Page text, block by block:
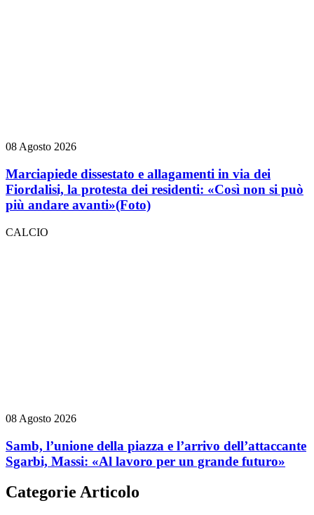
08 Agosto 2026
Marciapiede dissestato e allagamenti in via dei
Fiordalisi, la protesta dei residenti: «Così non si può
più andare avanti»(Foto)
CALCIO
08 Agosto 2026
Samb, l’unione della piazza e l’arrivo dell’attaccante
Sgarbi, Massi: «Al lavoro per un grande futuro»
Categorie Articolo